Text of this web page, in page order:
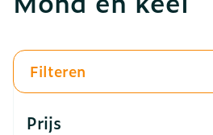
Filteren
Prijs